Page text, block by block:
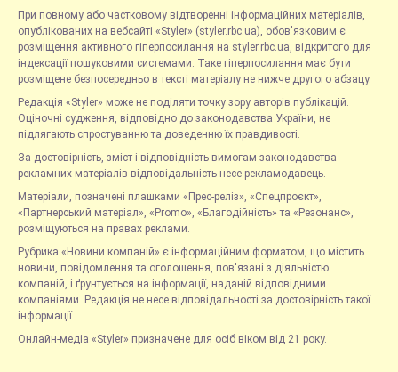
При повному або частковому відтворенні інформаційних матеріалів,
опублікованих на вебсайті «Styler» (styler.rbc.ua), обов'язковим є
розміщення активного гіперпосилання на styler.rbc.ua, відкритого для
індексації пошуковими системами. Таке гіперпосилання має бути
розміщене безпосередньо в тексті матеріалу не нижче другого абзацу.
Редакція «Styler» може не поділяти точку зору авторів публікацій.
Оціночні судження, відповідно до законодавства України, не
підлягають спростуванню та доведенню їх правдивості.
За достовірність, зміст і відповідність вимогам законодавства
рекламних матеріалів відповідальність несе рекламодавець.
Матеріали, позначені плашками «Прес-реліз», «Спецпроєкт»,
«Партнерський матеріал», «Promo», «Благодійність» та «Резонанс»,
розміщуються на правах реклами.
Рубрика «Новини компаній» є інформаційним форматом, що містить
новини, повідомлення та оголошення, пов'язані з діяльністю
компаній, і ґрунтується на інформації, наданій відповідними
компаніями. Редакція не несе відповідальності за достовірність такої
інформації.
Онлайн-медіа «Styler» призначене для осіб віком від 21 року.